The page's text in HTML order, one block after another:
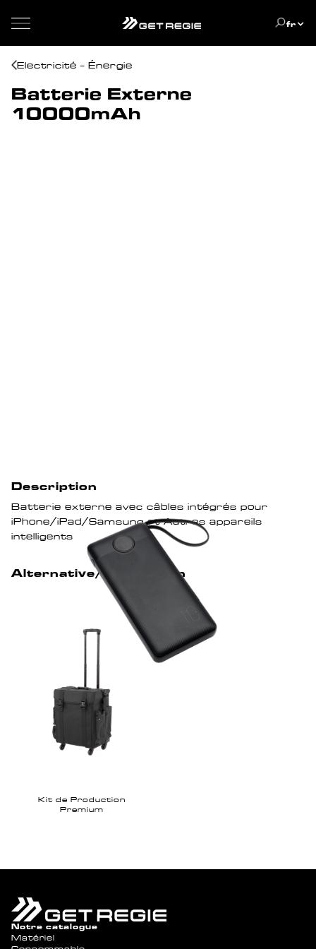
fr
Electricité - Énergie
Batterie Externe
10000mAh
Description
Batterie externe avec câbles intégrés pour
iPhone/iPad/Samsung et Autres appareils
intelligents
Alternative/Suggestion
Kit de Production
Premium
Notre catalogue
Matériel